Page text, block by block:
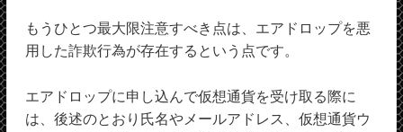
もうひとつ最大限注意すべき点は、エアドロップを悪
用した詐欺行為が存在するという点です。
エアドロップに申し込んで仮想通貨を受け取る際に
は、後述のとおり氏名やメールアドレス、仮想通貨ウ